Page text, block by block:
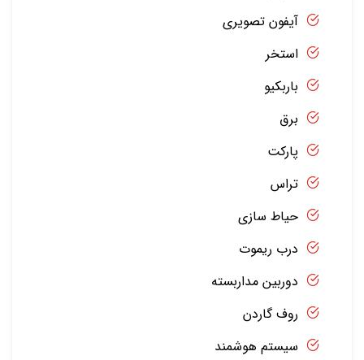
آیفون تصویری
استخر
باربکیو
برق
پارکت
تراس
حیاط سازی
درب ریموت
دوربین مداربسته
روف گاردن
سیستم هوشمند